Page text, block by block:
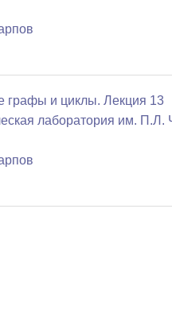
графы и циклы. Лекция 13
лаборатория им.